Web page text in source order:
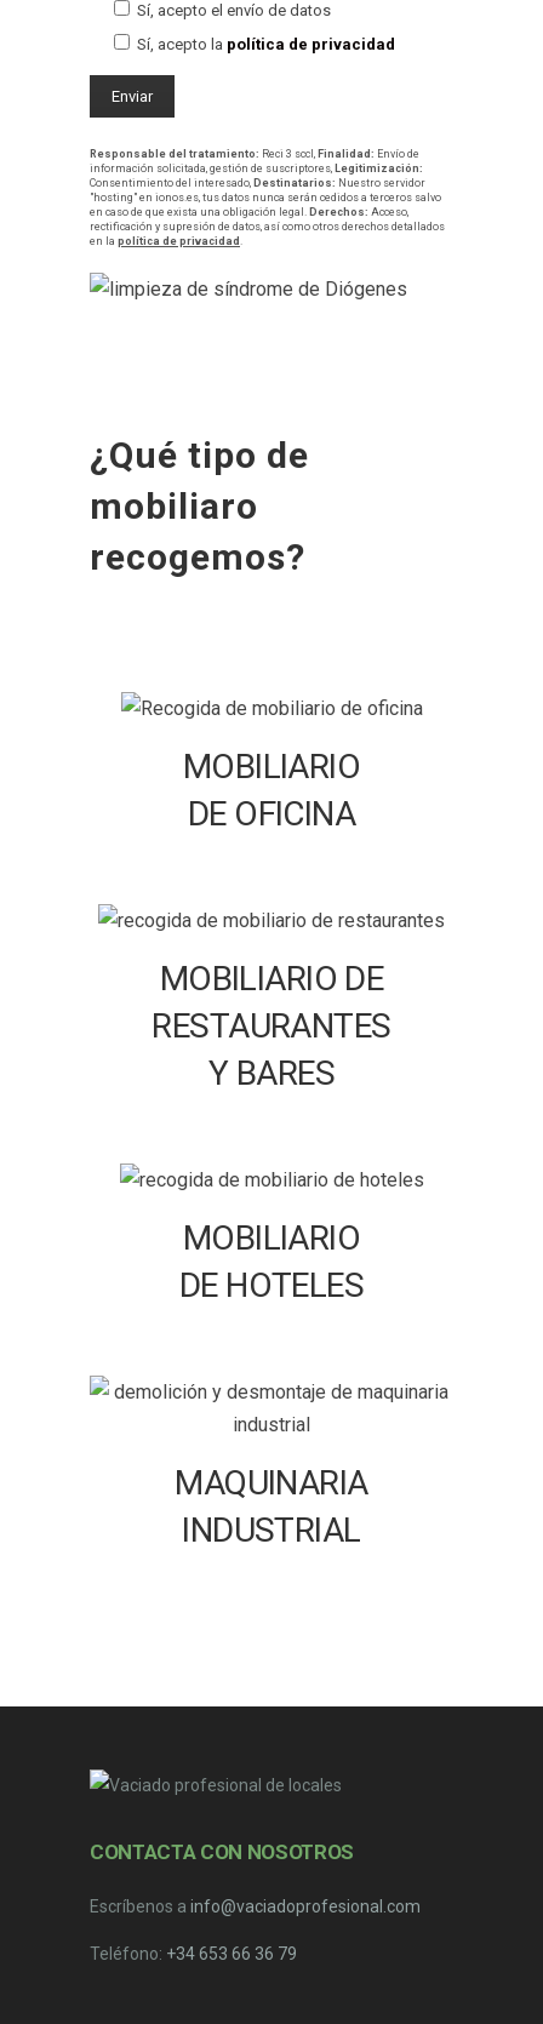
Sí, acepto el envío de datos
Sí, acepto la política de privacidad
Responsable del tratamiento: Reci 3 sccl, Finalidad: Envío de
información solicitada, gestión de suscriptores, Legitimización:
Consentimiento del interesado, Destinatarios: Nuestro servidor
"hosting" en ionos.es, tus datos nunca serán cedidos a terceros salvo
en caso de que exista una obligación legal. Derechos: Acceso,
rectificación y supresión de datos, así como otros derechos detallados
en la política de privacidad .
¿Qué tipo de
mobiliaro
recogemos?
MOBILIARIO
DE OFICINA
MOBILIARIO DE
RESTAURANTES
Y BARES
MOBILIARIO
DE HOTELES
MAQUINARIA
INDUSTRIAL
CONTACTA CON NOSOTROS
Escríbenos a info@vaciadoprofesional.com
Teléfono: +34 653 66 36 79